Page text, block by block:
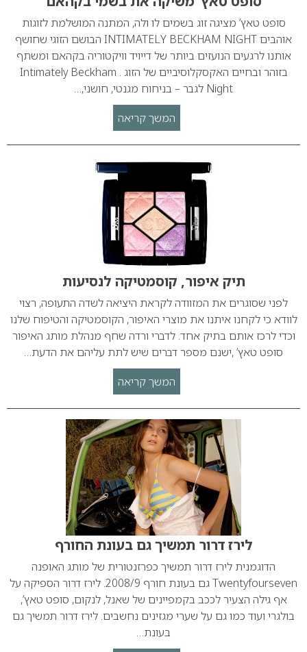
סופט טאץ’ מציגה זוג בשמים לו ולה, המתנה המושלמת לזוגות
אוהבים INTIMATELY BECKHAM NIGHT הבושם הזוגי שחושף
אותנו לרגעים הנועזים ביותר של דייויד וויקטוריה בקהאם ומשתף
בזוהר ובחיים האקסקלוסיביים של הזוג . Intimately Beckham
Night לגבר – בניחוח מגנטי, חושני,…
המשך קריאה
תיק איפור, קוסמטיקה לנסיעות
לפני שסוגרים את המזוודה לקראת היציאה לשדה התעופה, רצוי
לוודא כי לקחנו איתנו את מוצרי האיפור, הקוסמטיקה והטיפוח שלנו
וכדי לרכז אותם בתיק אחד. לדברי ורדה שחף מנהלת מותג האיפור
סופט טאץ’ ,ישנם מספר דברים שיש לתת עליהם את הדעת…
המשך קריאה
לירז דרור תמשיך גם בעונת החורף
הדוגמנית לירז דרור תמשיך כפרזנטורית של מותג האופנה
Twentyfourseven גם בעונת חורף 2008/9. לירז דרור הספיקה על
אף גילה הצעיר לככב בקמפיינים של שאנל, לנקום, סופט טאץ’,
בולגרי ועוד כמו גם על שערי מגזינים נחשבים. לירז דרור תמשיך גם
בעונת…